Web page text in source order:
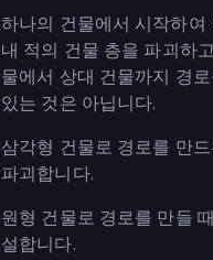
하나의 건물에서 시작하
내 적의 건물 층을 파괴하
물에서 상대 건물까지 경
있는 것은 아닙니다.
삼각형 건물로 경로를 만
파괴합니다.
원형 건물로 경로를 만들
설합니다.